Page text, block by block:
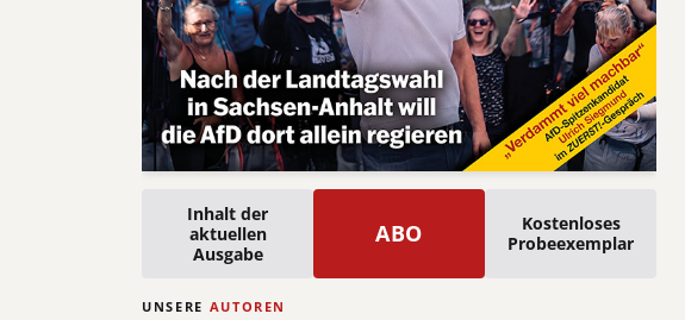
Inhalt der
aktuellen
Ausgabe
ABO
Kostenloses
Probeexemplar
UNSERE AUTOREN